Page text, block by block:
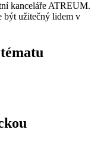
kanceláře ATREUM.
být užitečný lidem v